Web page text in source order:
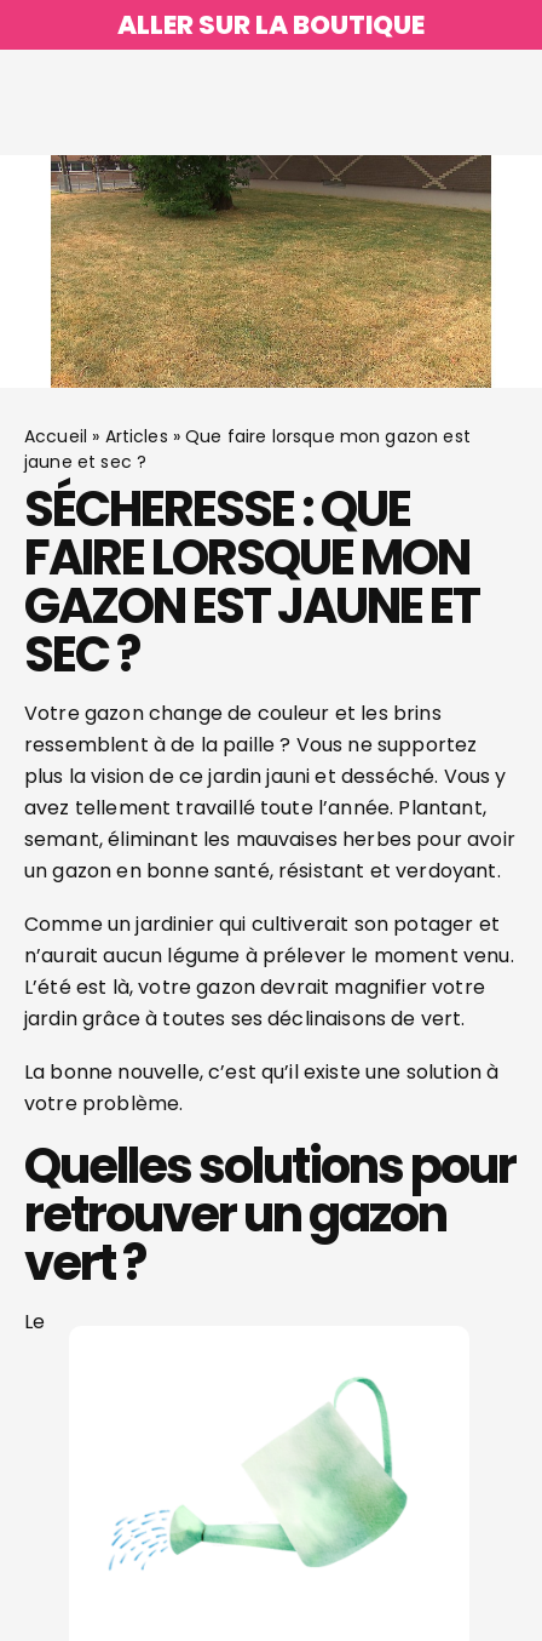
ALLER SUR LA BOUTIQUE
Accueil » Articles »Que faire lorsque mon gazon est
jaune et sec ?
SÉCHERESSE : QUE
FAIRE LORSQUE MON
GAZON EST JAUNE ET
SEC ?
Votre gazon change de couleur et les brins
ressemblent à de la paille ? Vous ne supportez
plus la vision de ce jardin jauni et desséché. Vous y
avez tellement travaillé toute l’année. Plantant,
semant, éliminant les mauvaises herbes pour avoir
un gazon en bonne santé, résistant et verdoyant.
Comme un jardinier qui cultiverait son potager et
n’aurait aucun légume à prélever le moment venu.
L’été est là, votre gazon devrait magnifier votre
jardin grâce à toutes ses déclinaisons de vert.
La bonne nouvelle, c’est qu’il existe une solution à
votre problème.
Quelles solutions pour
retrouver un gazon
vert ?
Le